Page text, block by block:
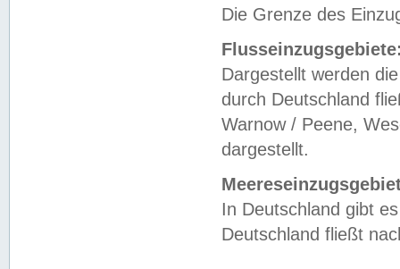
Die Grenze des
Dargestellt werden
durch Deutschland
Warnow / Peene,
dargestellt.
In Deutschland gibt
Deutschland fließt